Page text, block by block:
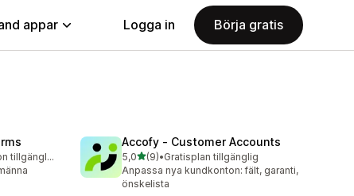
appar Logga in Börja gratis
Gratis testversion tillgänglig
Accofy ‑ Customer Accounts
5,0av 5 stjärnor
(9)
9 recensioner totalt
•Gratisplan tillgänglig
Anpassa nya kundkonton: fält, garanti,
önskelista